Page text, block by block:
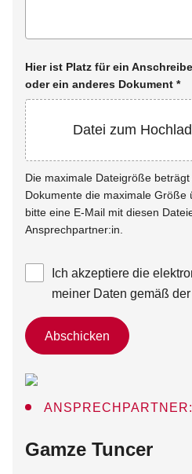
Hier ist Platz für ein
oder ein anderes Dokument *
Datei zum
Die maximale Dateigröße
Dokumente die maximale Größe
bitte eine E-Mail mit diesen
Ansprechpartner:in.
Ich akzeptiere die
meiner Daten gemäß der
Abschicken
:
Gamze Tuncer